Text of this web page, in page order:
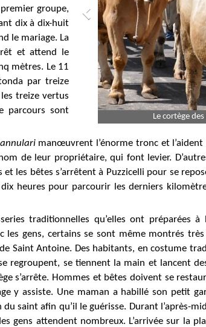
groupe,
dix à dix-huit
le mariage. La
et attend le
mètres. Le 11
par treize
treize vertus
parcours sont
Le cortège
manœuvrent l’énorme tronc et
de leur propriétaire, qui font levier.
les bêtes s’arrêtent à Puzzicelli pour se
heures pour parcourir les derniers
traditionnelles qu’elles ont préparées
les gens, certains se sont même montrés
Saint Antoine. Des habitants, en costume
regroupent, se tiennent la main et lancent
s’arrête. Hommes et bêtes doivent se
y assiste. Une maman a habillé son petit
saint afin qu’il le guérisse. Durant l’après-
gens attendent nombreux. L’arrivée sur la